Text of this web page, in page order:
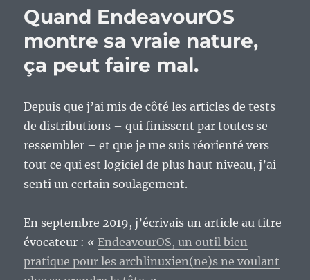
évolution
douceur
pour
ce
de
graphiques
pour
la
famille
Quand EndeavourOS
montre sa vraie nature,
ça peut faire mal.
Depuis que j’ai mis de côté les articles de tests
de distributions – qui finissent par toutes se
ressembler – et que je me suis réorienté vers
tout ce qui est logiciel de plus haut niveau, j’ai
senti un certain soulagement.
En septembre 2019, j’écrivais un article au titre
évocateur : «EndeavourOS, un outil bien
pratique pour les archlinuxien(ne)s ne voulant